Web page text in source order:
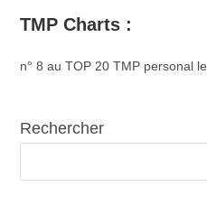
TMP Charts :
n° 8 au TOP 20 TMP personal le
Rechercher